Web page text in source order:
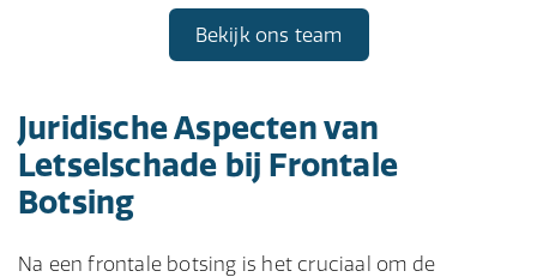
Bekijk ons team
Juridische Aspecten van
Letselschade bij Frontale
Botsing
Na een frontale botsing is het cruciaal om de